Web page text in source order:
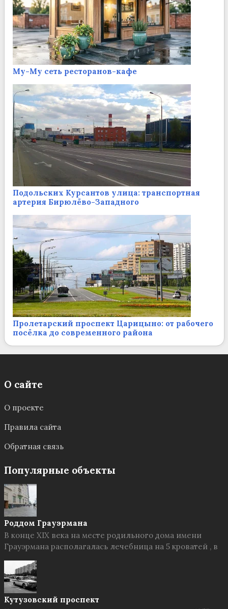
Му-Му сеть ресторанов-кафе
Подольских Курсантов улица: транспортная
артерия Бирюлёво-Западного
Пролетарский проспект Царицыно: от рабочего
посёлка до современного района
О сайте
О проекте
Правила сайта
Обратная связь
Популярные объекты
Роддом Грауэрмана
В конце XIX века на месте родильного дома имени
Грауэрмана располагалась лечебница на 5 кроватей , в
Кутузовский проспект